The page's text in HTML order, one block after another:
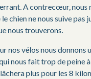
A contrecœur,
chien ne nous suive pas
nous trouverons.
nos vélos nous donnons
nous fait trop de peine
plus pour les 8